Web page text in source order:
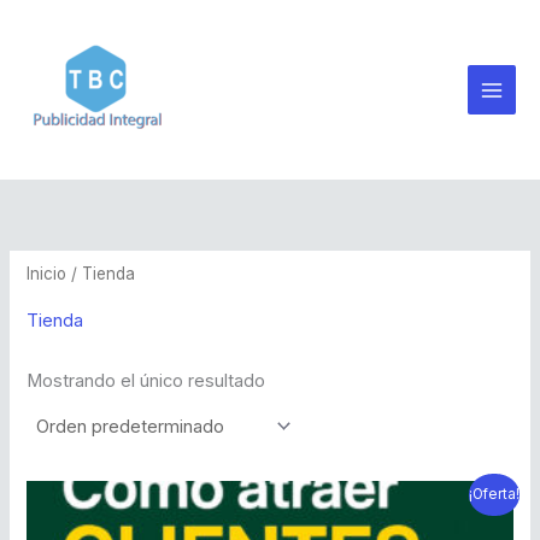
contenido
Inicio / Tienda
Tienda
Mostrando el único resultado
¡Oferta!
El
precio
original
El
precio
actual